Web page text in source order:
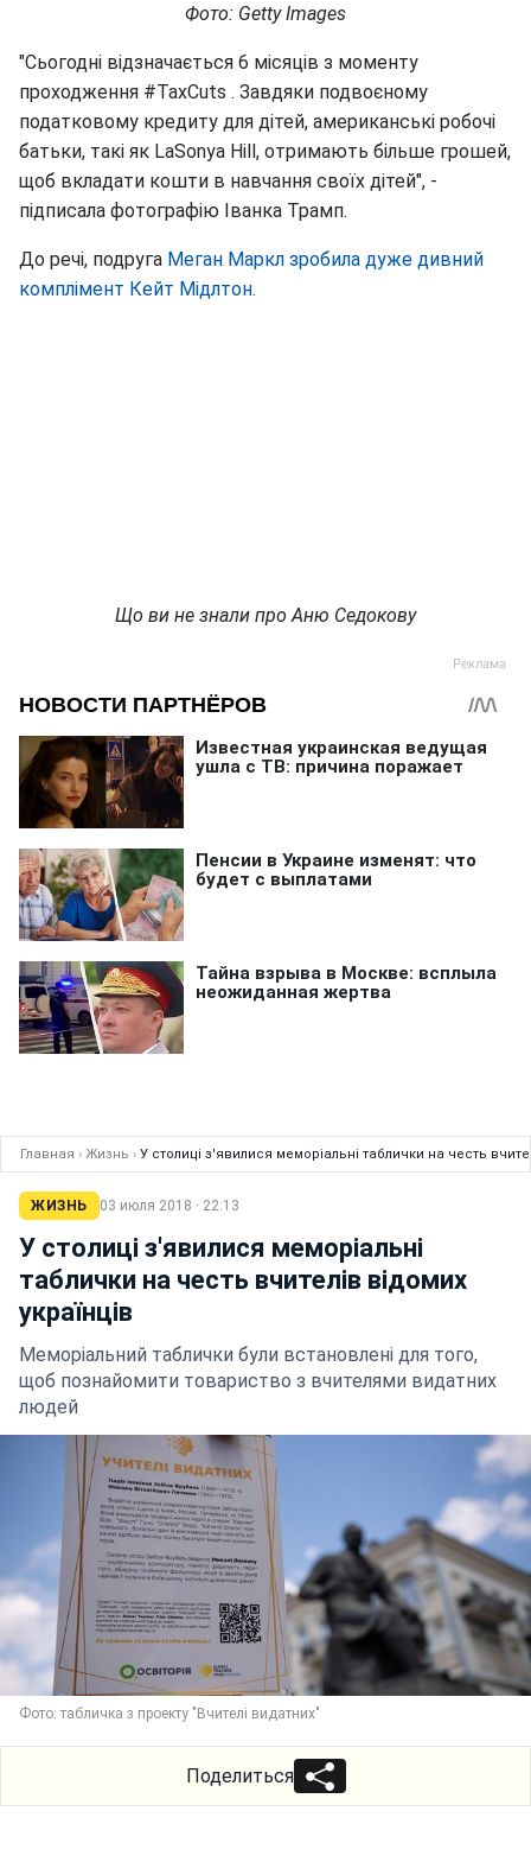
Фото: Getty Images
"Сьогодні відзначається 6 місяців з моменту
проходження #TaxCuts . Завдяки подвоєному
податковому кредиту для дітей, американські робочі
батьки, такі як LaSonya Hill, отримають більше грошей,
щоб вкладати кошти в навчання своїх дітей", -
підписала фотографію Іванка Трамп.
До речі, подруга Меган Маркл зробила дуже дивний
комплімент Кейт Мідлтон.
Що ви не знали про Аню Седокову
Главная › Жизнь › У столиці з'явилися меморіальні таблички на честь
ЖИЗНЬ 03 июля 2018 · 22:13
У столиці з'явилися меморіальні
таблички на честь вчителів відомих
українців
Меморіальний таблички були встановлені для того,
щоб познайомити товариство з вчителями видатних
людей
Фото: табличка з проекту "Вчителі видатних"
Поделиться